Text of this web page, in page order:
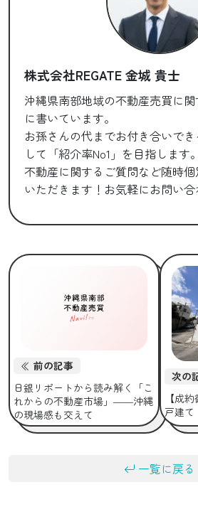
株式会社REGATE 金城 貴士
沖縄県南部地域の不動産売買に
に書いています。
お孫さんの代までお付き合いで
して「紹介率No1」を目指します。
不動産に関するご質問など随時
いただきます！お気軽にお問い合
前の記事
日銀リポートから読み解く「こ
れからの不動産市場」――沖縄
の現場感も交えて
次の
【成
戸建て
一覧に戻る